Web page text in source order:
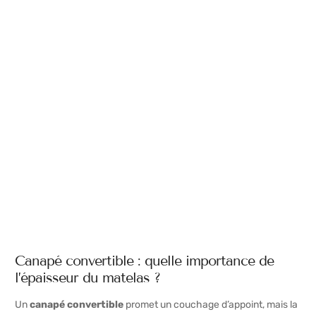
Canapé convertible : quelle importance de
l’épaisseur du matelas ?
Uncanapé convertible promet un couchage d’appoint, mais la